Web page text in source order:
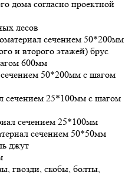
дома согласно проектной
лесов
сечением 50*200мм
и второго этажей) брус
600мм
50*200мм с шагом
сечением 25*100мм с шагом
сечением 25*100мм
сечением 50*50мм
джут
гвозди, скобы, болты,